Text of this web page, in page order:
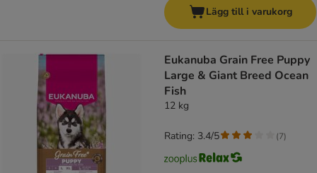
Lägg till i varukorg
Eukanuba Grain Free Puppy
Large & Giant Breed Ocean
Fish
12 kg
Rating: 3.4/5 (7)